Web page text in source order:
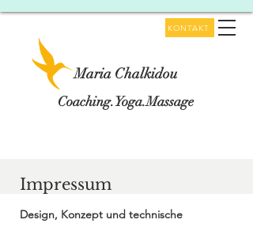
Maria Chalkidou
Coaching.Yoga.Massage
KONTAKT
Impressum
Design, Konzept und technische